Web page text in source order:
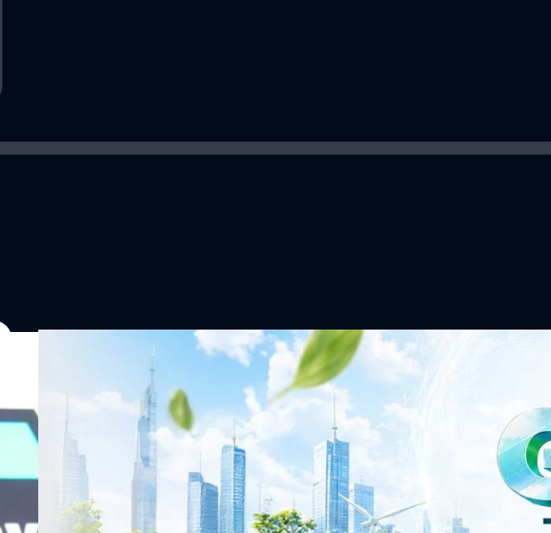
ครบรอบ 6 ปี สำนักข่าว TODAY เปิดเวทีใหญ่ SUSTAIN CITY: THE GREEN
TRANSITION ถกแนวทางปรับตัวสู่เศรษฐกิจสีเขียวอย่างยั่งยืน
เนื่องในโอกาสครบรอบ 6 ปี สำนักข่าว TODAY จัดงาน SUSTAIN CITY: THE GREEN TRANSITION เวทีแลก
เปลี่ยนมุมมองเกี่ยวกับการเปลี่ยนผ่านสู่เศรษฐกิจและสังคมสีเขียว พร้อมนำเสนอแนวทางที่สามารถนำไป
ประยุกต์ใช้ได้จริง จากผู้แทนภาครัฐ ภาคธุรกิจ และผู้เชี่ยวชาญในหลากหลายสาขา ผ่านประเด็นสำคัญว่า
ประเทศไทยควรปรับตัวอย่างไร ? เพื่อเดินหน้าสู่ความยั่งยืนและบรรลุเป้าหมาย Net Zero อย่างเป็นรูปธรรม
ทั้งในมิติของภาครัฐ ภาคธุรกิจ การเงิน และพลังงาน Green Transitioning: Shifting Systemพลิกโครงสร้าง
เศรษฐกิจ ปรับห่วงโซ่คุณค่า และเชื่อมโยงนโยบายกับเทคโนโลยี เพื่อขับเคลื่อนประเทศไทยสู่เศรษฐกิจสีเขียว
โดย ศาสตราจารย์ ดร. ยศชนัน วงศ์สวัสดิ์รองนายกรัฐมนตรีและรัฐมนตรีว่าการกระทรวงการอุดมศึกษา
รัตนาภรณ์ ศรีนวลจันทร์ | 17 hours ago
Read More